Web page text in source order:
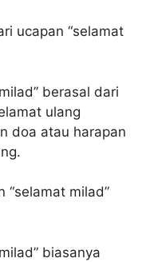
ucapan “selamat
berasal dari
ulang
doa atau harapan
“selamat milad”
biasanya